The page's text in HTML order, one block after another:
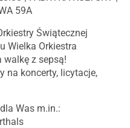
59A
Świątecznej
Wielka Orkiestra
walkę z sepsą!
na koncerty, licytacje,
Was m.in.: